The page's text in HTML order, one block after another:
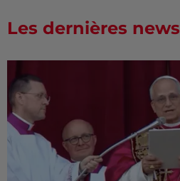
Les dernières news